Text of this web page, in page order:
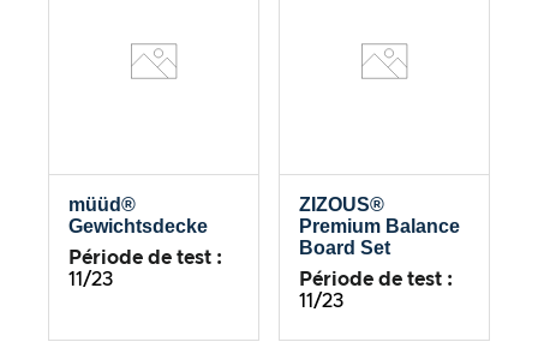
müüd®
Gewichtsdecke
Période de test :
11/23
ZIZOUS®
Premium Balance
Board Set
Période de test :
11/23